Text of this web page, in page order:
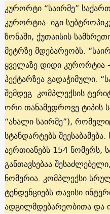
კურორტი “საირმე”
კურორტია. იგი
ზონაში, ქუთაისის
მეტრზე მდებარეობს.
ყველაზე დიდი კურორტია
ჰექტარზეა გადაჭიმული.
შემდეგ კომპლექსის
ორი თანამედროვე ტიპის
“ახალი საირმე”),
სტანდარტებს
აერთიანებს 154 ნომერს,
განთავსებაა
ნომერია. კომპლექსი
ტენდენციებს თავისი
ადგილმდებარეობითა და